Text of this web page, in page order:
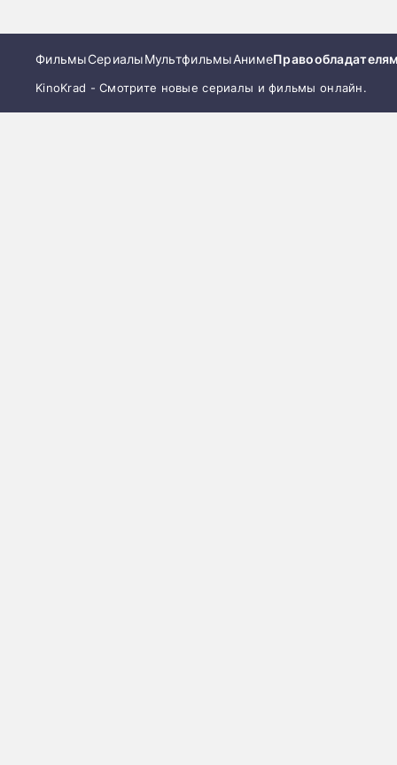
ФильмыСериалыМультфильмыАниме
KinoKrad - Смотрите новые сериалы и фильмы онлайн.